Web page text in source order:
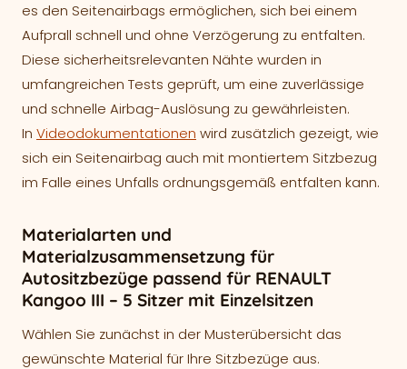
es den Seitenairbags ermöglichen, sich bei einem
Aufprall schnell und ohne Verzögerung zu entfalten.
Diese sicherheitsrelevanten Nähte wurden in
umfangreichen Tests geprüft, um eine zuverlässige
und schnelle Airbag-Auslösung zu gewährleisten.
In Videodokumentationen wird zusätzlich gezeigt, wie
sich ein Seitenairbag auch mit montiertem Sitzbezug
im Falle eines Unfalls ordnungsgemäß entfalten kann.
Materialarten und
Materialzusammensetzung für
Autositzbezüge passend für RENAULT
Kangoo III – 5 Sitzer mit Einzelsitzen
Wählen Sie zunächst in der Musterübersicht das
gewünschte Material für Ihre Sitzbezüge aus.